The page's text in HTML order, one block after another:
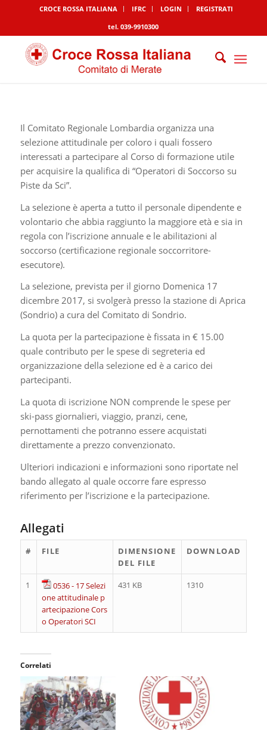
CROCE ROSSA ITALIANA IFRC LOGIN
REGISTRATI
tel. 039-9910300
Il Comitato Regionale Lombardia organizza una
selezione attitudinale per coloro i quali fossero
interessati a partecipare al Corso di formazione utile
per acquisire la qualifica di “Operatori di Soccorso su
Piste da Sci”.
La selezione è aperta a tutto il personale dipendente e
volontario che abbia raggiunto la maggiore età e sia in
regola con l’iscrizione annuale e le abilitazioni al
soccorso (certificazione regionale soccorritore-
esecutore).
La selezione, prevista per il giorno Domenica 17
dicembre 2017, si svolgerà presso la stazione di Aprica
(Sondrio) a cura del Comitato di Sondrio.
La quota per la partecipazione è fissata in € 15.00
quale contributo per le spese di segreteria ed
organizzazione della selezione ed è a carico dei
partecipanti.
La quota di iscrizione NON comprende le spese per
ski-pass giornalieri, viaggio, pranzi, cene,
pernottamenti che potranno essere acquistati
direttamente a prezzo convenzionato.
Ulteriori indicazioni e informazioni sono riportate nel
bando allegato al quale occorre fare espresso
riferimento per l’iscrizione e la partecipazione.
Allegati
# FILE
DIMENSIONE
DEL FILE
DOWNLOAD
1
0536 - 17 Selezi
one attitudinale p
artecipazione Cors
o Operatori SCI
431 KB 1310
Correlati